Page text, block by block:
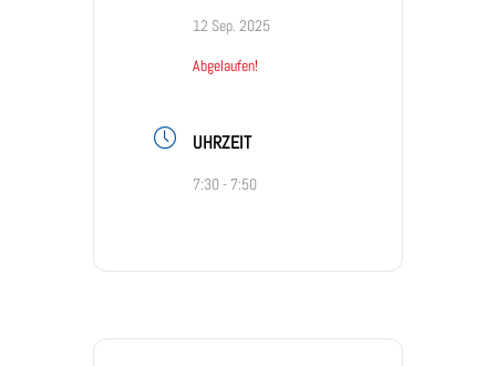
12 Sep. 2025
Abgelaufen!
UHRZEIT
7:30 - 7:50